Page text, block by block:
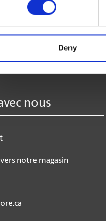
Deny
Numéro de suivi :
nous
notre magasin